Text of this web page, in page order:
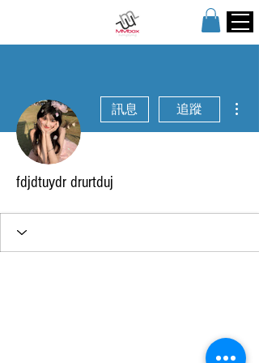
訊息 追蹤
fdjdtuydr drurtduj